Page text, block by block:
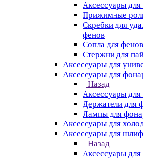
Аксессуары для
Прижимные
Скребки для
фенов
Сопла для фенов
Стержни для
Аксессуары для
Аксессуары для
Назад
Аксессуары
Держатели для
Лампы для
Аксессуары для
Аксессуары для
Назад
Аксессуары